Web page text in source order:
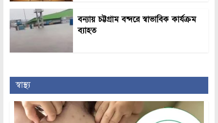
বন্যায় চট্টগ্রাম বন্দরে স্বাভাবিক কার্যক্রম
ব্যাহত
স্বাস্থ্য